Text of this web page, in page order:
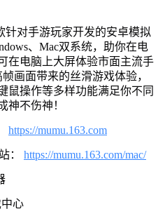
针对手游玩家开发的安卓模拟
、Mac双系统，助你在电
在电脑上大屏体验市面主流手
画面带来的丝滑游戏体验，
鼠操作等多样功能满足你不同
神不伤神！
https://mumu.163.com
： https://mumu.163.com/mac/
心